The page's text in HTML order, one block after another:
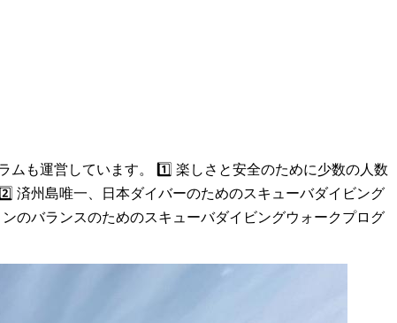
ムも運営しています。 1️⃣ 楽しさと安全のために少数の人数
済州島唯一、日本ダイバーのためのスキューバダイビング
のバランスのためのスキューバダイビングウォークプログ